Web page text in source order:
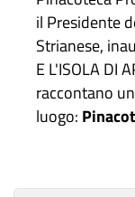
il Presidente
Strianese,
E L'ISOLA DI
raccontano
luogo: